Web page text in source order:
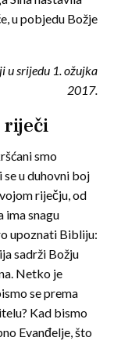
u pobjedu Božje
u srijedu 1. ožujka
2017.
riječi
smo
u duhovni boj
riječju, od
ima snagu
upoznati Bibliju:
sadrži Božju
Netko je
se prema
Kad bismo
Evanđelje, što